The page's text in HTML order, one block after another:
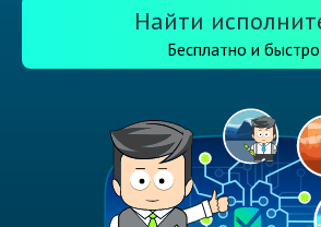
Найти
Бесплатно и быстро